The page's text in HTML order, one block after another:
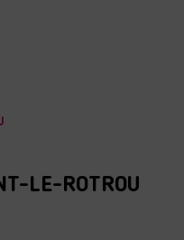
LE-ROTROU